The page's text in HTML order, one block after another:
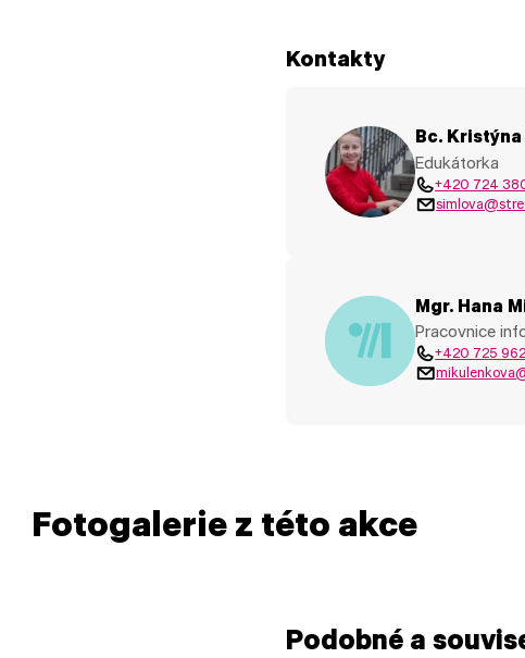
Kontakty
Bc.
Edukátorka
+420 724
Mgr. Hana
Pracovnice
+420 725
Fotogalerie z této akce
Podobné a